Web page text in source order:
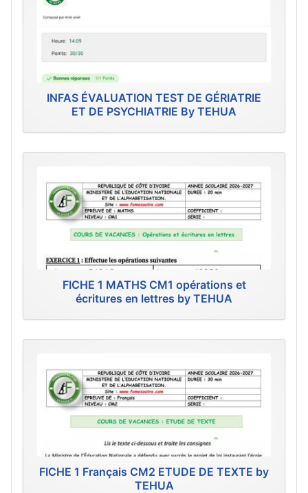
INFAS ÉVALUATION TEST DE GÉRIATRIE
ET DE PSYCHIATRIE By TEHUA
FICHE 1 MATHS CM1 opérations et
écritures en lettres by TEHUA
FICHE 1 Français CM2 ETUDE DE TEXTE by
TEHUA